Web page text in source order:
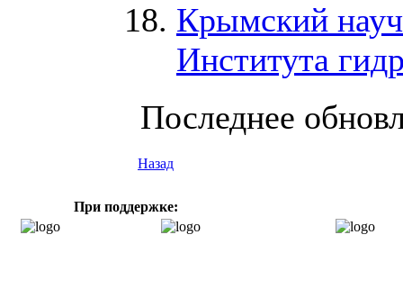
Крымский
Института
Последнее
Назад
При поддержке: